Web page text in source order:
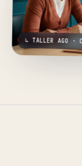
↳ TALLER AGO ·